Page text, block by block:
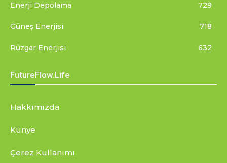
Enerji Depolama 729
Güneş Enerjisi 718
Rüzgar Enerjisi 632
FutureFlow.Life
Hakkımızda
Künye
Çerez Kullanımı